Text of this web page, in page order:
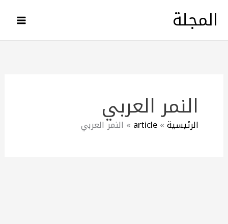
المجلة
النمر العربي
الرئيسية article النمر العربي